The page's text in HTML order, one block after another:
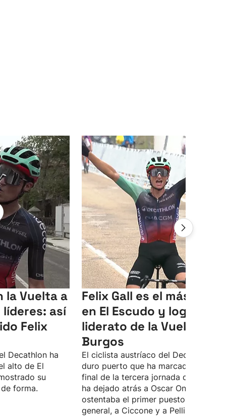
la Vuelta a
así
Felix
Decathlon ha
alto de El
su
forma.
Felix Gall es el más
en El Escudo y logra el
liderato de la Vuelta a
Burgos
El ciclista austríaco del Decathlon,
duro puerto que ha marcado el tramo
final de la tercera jornada de la
ha dejado atrás a Oscar Onley, que
ostentaba el primer puesto en la
general, a Ciccone y a Pellizzari, para